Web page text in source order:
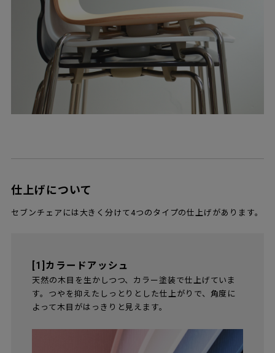
仕上げについて
セブンチェアには大きく分けて4つのタイプの仕上げがあります。
[1]カラードアッシュ
天然の木目を生かしつつ、カラー塗装で仕上げていま
す。つやを抑えたしっとりとした仕上がりで、角度に
よって木目がはっきりと見えます。